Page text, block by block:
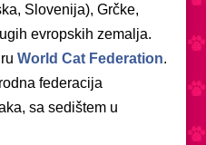
Slovenija), Grčke,
evropskih zemalja.
World Cat Federation.
federacija
sa sedištem u